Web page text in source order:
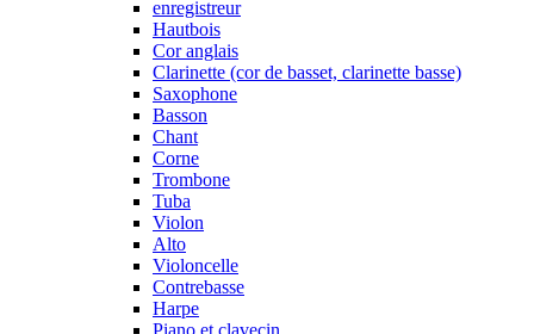
enregistreur
Hautbois
Cor anglais
Clarinette (cor de basset, clarinette basse)
Saxophone
Basson
Chant
Corne
Trombone
Tuba
Violon
Alto
Violoncelle
Contrebasse
Harpe